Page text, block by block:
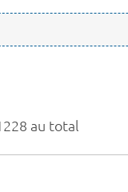
au total